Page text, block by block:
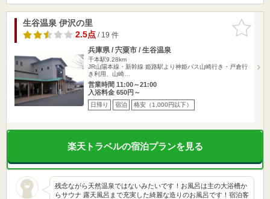
お気に入
りに追加
生谷温泉 伊沢の里
2.5点/ 19 件
兵庫県 / 宍粟市 / 生谷温泉
千本駅9.28km
JR山陽本線・新幹線 姫路駅より神姫バス山崎行き・戸倉行
き利用、山崎…
営業時間 11:00～21:00
入浴料金 650円～
日帰り 宿泊 格安（1,000円以下）
楽天トラベルの宿泊プランを見る
残念ながら天然温泉ではないみたいです！お風呂は主の大浴槽か
らサウナ 露天風呂まで充実した綺麗な造りのお風呂です！宿泊客